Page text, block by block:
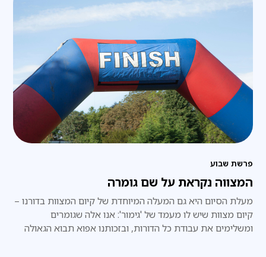
פרשת שבוע
המצווה נקראת על שם גומרה
מעלת הסיום היא גם המעלה המיוחדת של קיום המצוות בדורנו –
קיום מצוות שיש לו מעמד של 'גימור': אנו אלה שגומרים
ומשלימים את עבודת כל הדורות, ובזכותנו אפוא תבוא הגאולה